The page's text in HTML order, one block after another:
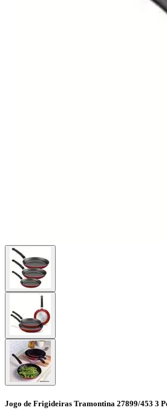
Jogo de Frigideiras Tramontina 27899/453 3